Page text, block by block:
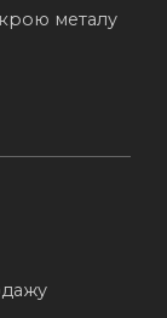
металу